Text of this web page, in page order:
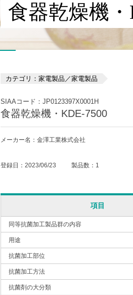
食器乾燥機・
カテゴリ：家電製品／家電製品
SIAAコード：JP0123397X0001H
食器乾燥機・KDE-7500
メーカー名：金澤工業株式会社
登録日：2023/06/23 製品数：1
項目
同等抗菌加工製品群の内容
用途
抗菌加工部位
抗菌加工方法
抗菌剤の大分類